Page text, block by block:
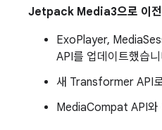
Jetpack Media3으로 이전
ExoPlayer,
API를 업데이트했습
새 Transformer API
MediaCompat API와